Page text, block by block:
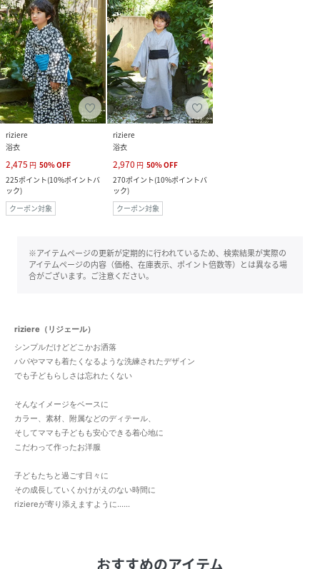
riziere
浴衣
2,475 円 50%OFF
225ポイント(10%ポイントバ
ック)
クーポン対象
riziere
浴衣
2,970 円 50%OFF
270ポイント(10%ポイントバ
ック)
クーポン対象
※アイテムページの更新が定期的に行われているため、検索結果が実際の
アイテムページの内容（価格、在庫表示、ポイント倍数等）とは異なる場
合がございます。ご注意ください。
riziere（リジェール）
シンプルだけどどこかお洒落
パパやママも着たくなるような洗練されたデザイン
でも子どもらしさは忘れたくない
そんなイメージをベースに
カラー、素材、附属などのディテール、
そしてママも子どもも安心できる着心地に
こだわって作ったお洋服
子どもたちと過ごす日々に
その成長していくかけがえのない時間に
riziereが寄り添えますように......
おすすめのアイテム